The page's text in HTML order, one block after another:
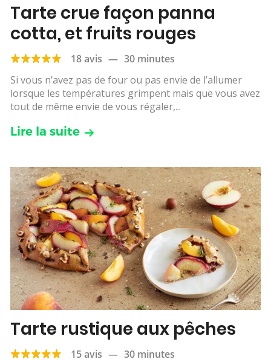
Tarte crue façon panna
cotta, et fruits rouges
18 avis — 30 minutes
Si vous n’avez pas de four ou pas envie de l’allumer
lorsque les températures grimpent mais que vous avez
tout de même envie de vous régaler,...
Lire la suite
Tarte rustique aux pêches
15 avis — 30 minutes